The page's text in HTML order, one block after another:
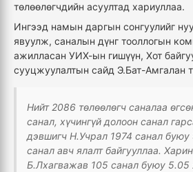
төлөөлөгчдийн асуултад хариуллаа.
Ингээд намын даргын сонгуулийг
явуулж, саналын дүнг тооллогын
ажилласан УИХ-ын гишүүн, Хот
сууцжуулалтын сайд Э.Бат-Амгалан
Нийт 2086 төлөөлөгч саналаа
санал, хүчингүй долоон санал
дэвшигч Н.Учрал 1974 санал
санал авч ялалт байгууллаа.
Б.Лхагважав 105 санал буюу 5.05